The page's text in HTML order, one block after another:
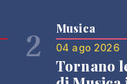
2 Musica
04 ago 2026
Tornano